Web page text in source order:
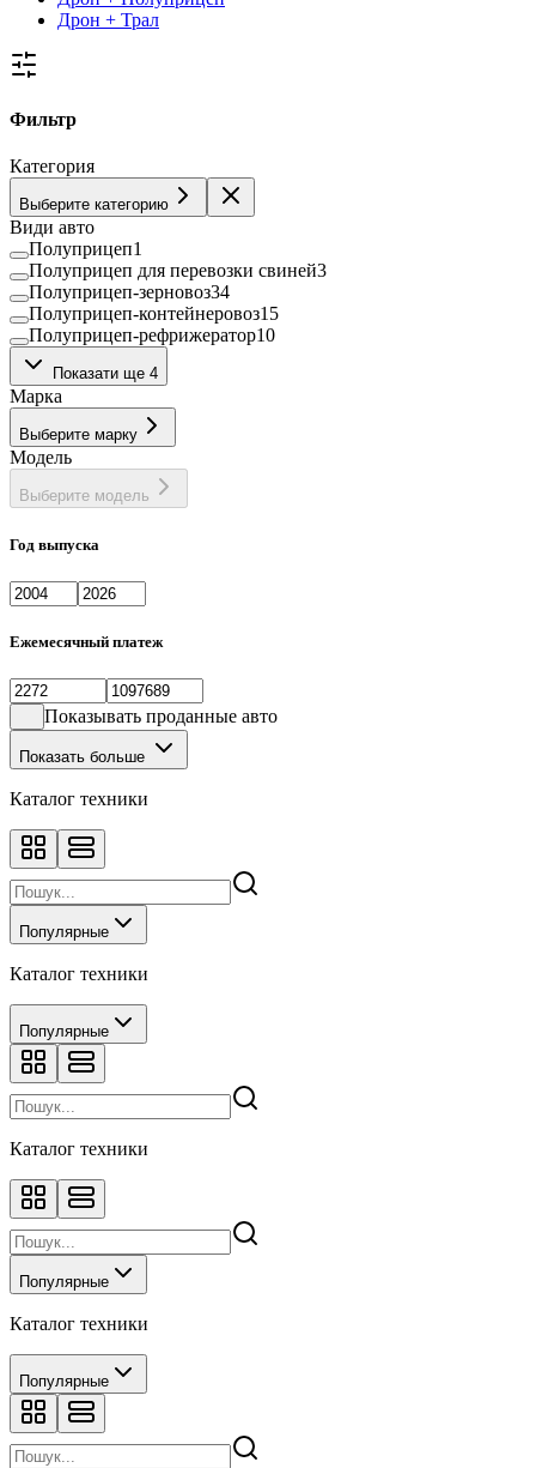
Дрон + Трал
Фильтр
Категория
Выберите категорию
Види авто
Полуприцеп1
Полуприцеп для перевозки свиней3
Полуприцеп-зерновоз34
Полуприцеп-контейнеровоз15
Полуприцеп-рефрижератор10
Полуприцеп-самосвал
Полуприцеп-цистерна
Тентованный полуприцеп
Показати ще 4
Марка
Выберите марку
Модель
Выберите модель
Год выпуска
Ежемесячный платеж
Показывать проданные авто
Показать больше
Каталог техники
Популярные
Каталог техники
Популярные
Каталог техники
Популярные
Каталог техники
Популярные